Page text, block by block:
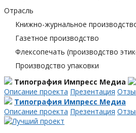
Отрасль
Книжно-журнальное
Газетное производство
Флексопечать (производство
Производство упаковки
Типография Импресс Медиа
Описание проекта Презентация
Типография Импресс Медиа
Описание проекта Презентация